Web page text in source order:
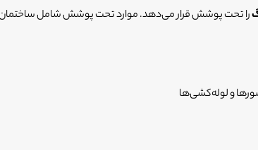
را تحت پوشش قرار می‌دهد. موارد تحت پوشش شامل ساختمان،
و لوله‌کشی‌ها